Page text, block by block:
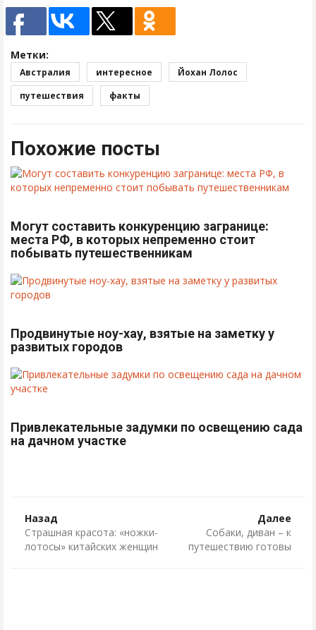
Метки:
Австралия интересное
Йохан Лолос
путешествия
факты
Похожие посты
Могут составить конкуренцию загранице:
места РФ, в которых непременно стоит
побывать путешественникам
Продвинутые ноу-хау, взятые на заметку у
развитых городов
Привлекательные задумки по освещению сада
на дачном участке
Назад
Страшная красота: «ножки-
лотосы» китайских женщин
Далее
Собаки, диван – к
путешествию готовы